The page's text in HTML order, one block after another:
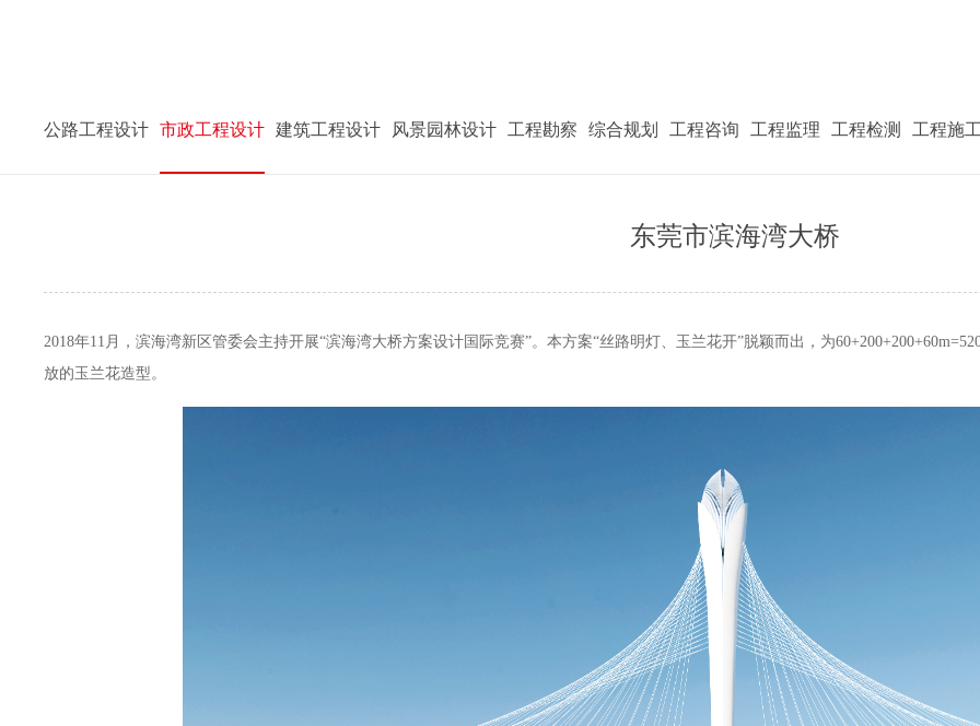
公路工程设计 市政工程设计 建筑工程设计 风景园林设计 工程勘察 综合规划 工程咨询 工程监理 工程检测 工程施
东莞市滨海湾大桥
2018年11月，滨海湾新区管委会主持开展“滨海湾大桥方案设计国际竞赛”。本方案“丝路明灯、玉兰花开”脱颖而出，为
放的玉兰花造型。